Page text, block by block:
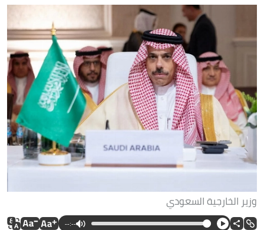
وزير الخارجية السعودي
--:--